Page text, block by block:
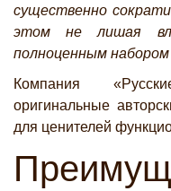
существенно
этом не лишая
полноценным набором
Компания
оригинальные
для ценителей